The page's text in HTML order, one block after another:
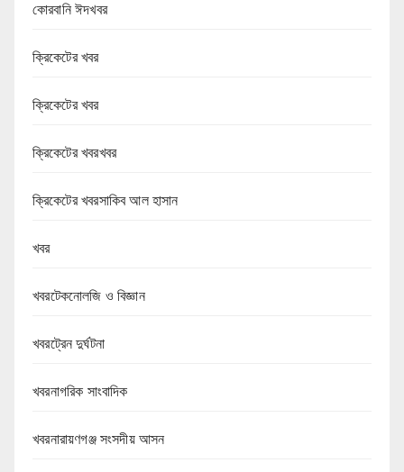
কোরবানি ঈদখবর
ক্রিকেটের খবর
ক্রিকেটের খবর
ক্রিকেটের খবরখবর
ক্রিকেটের খবরসাকিব আল হাসান
খবর
খবরটেকনোলজি ও বিজ্ঞান
খবরট্রেন দুর্ঘটনা
খবরনাগরিক সাংবাদিক
খবরনারায়ণগঞ্জ সংসদীয় আসন